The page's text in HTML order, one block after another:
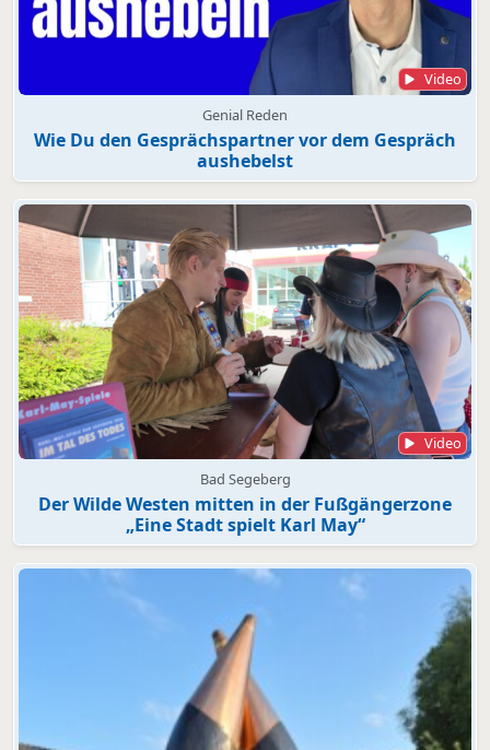
Video
Genial Reden
Wie Du den Gesprächspartner vor dem Gespräch
aushebelst
Video
Bad Segeberg
Der Wilde Westen mitten in der Fußgängerzone
„Eine Stadt spielt Karl May“